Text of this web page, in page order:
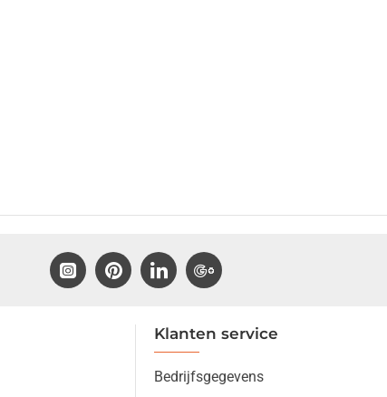
Klanten service
Bedrijfsgegevens